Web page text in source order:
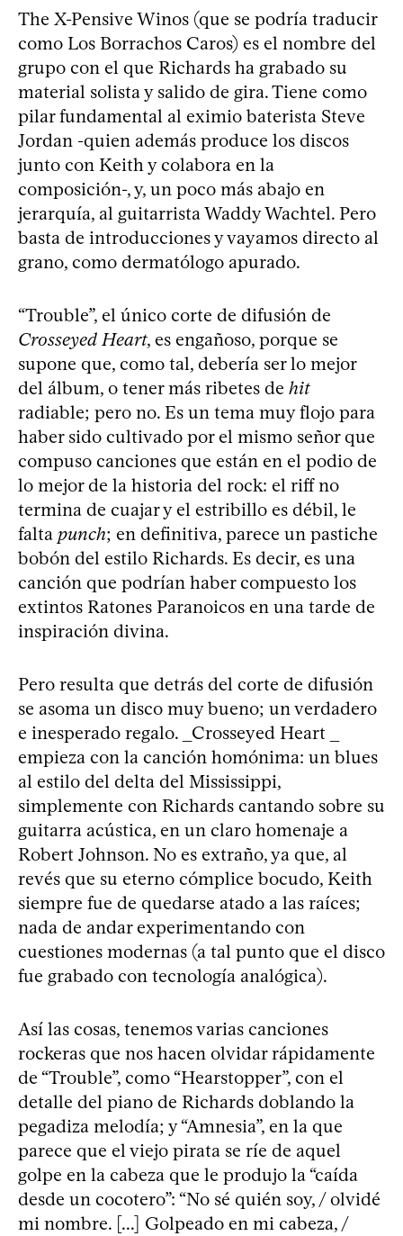
The X-Pensive Winos (que se podría traducir
como Los Borrachos Caros) es el nombre del
grupo con el que Richards ha grabado su
material solista y salido de gira. Tiene como
pilar fundamental al eximio baterista Steve
Jordan -quien además produce los discos
junto con Keith y colabora en la
composición-, y, un poco más abajo en
jerarquía, al guitarrista Waddy Wachtel. Pero
basta de introducciones y vayamos directo al
grano, como dermatólogo apurado.
“Trouble”, el único corte de difusión de
Crosseyed Heart, es engañoso, porque se
supone que, como tal, debería ser lo mejor
del álbum, o tener más ribetes de hit
radiable; pero no. Es un tema muy flojo para
haber sido cultivado por el mismo señor que
compuso canciones que están en el podio de
lo mejor de la historia del rock: el riff no
termina de cuajar y el estribillo es débil, le
falta punch; en definitiva, parece un pastiche
bobón del estilo Richards. Es decir, es una
canción que podrían haber compuesto los
extintos Ratones Paranoicos en una tarde de
inspiración divina.
Pero resulta que detrás del corte de difusión
se asoma un disco muy bueno; un verdadero
e inesperado regalo. _Crosseyed Heart _
empieza con la canción homónima: un blues
al estilo del delta del Mississippi,
simplemente con Richards cantando sobre su
guitarra acústica, en un claro homenaje a
Robert Johnson. No es extraño, ya que, al
revés que su eterno cómplice bocudo, Keith
siempre fue de quedarse atado a las raíces;
nada de andar experimentando con
cuestiones modernas (a tal punto que el disco
fue grabado con tecnología analógica).
Así las cosas, tenemos varias canciones
rockeras que nos hacen olvidar rápidamente
de “Trouble”, como “Hearstopper”, con el
detalle del piano de Richards doblando la
pegadiza melodía; y “Amnesia”, en la que
parece que el viejo pirata se ríe de aquel
golpe en la cabeza que le produjo la “caída
desde un cocotero”: “No sé quién soy, / olvidé
mi nombre. [...] Golpeado en mi cabeza, /